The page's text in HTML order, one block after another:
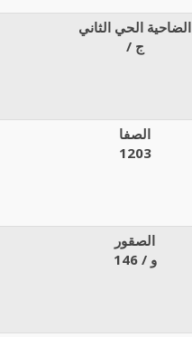
الضاحية الحي الثاني
/ ج
الصفا
1203
الصقور
146 / و